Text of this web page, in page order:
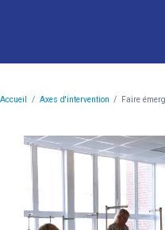
Accueil Axes d'intervention Faire